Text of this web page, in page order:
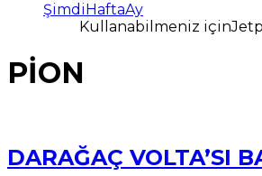
ŞimdiHaftaAy
Kullanabilmeniz
PİON
DARAĞAÇ VOLTA’SI